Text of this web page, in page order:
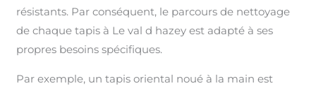
résistants. Par conséquent, le parcours de nettoyage
de chaque tapis à Le val d hazey est adapté à ses
propres besoins spécifiques.
Par exemple, un tapis oriental noué à la main est